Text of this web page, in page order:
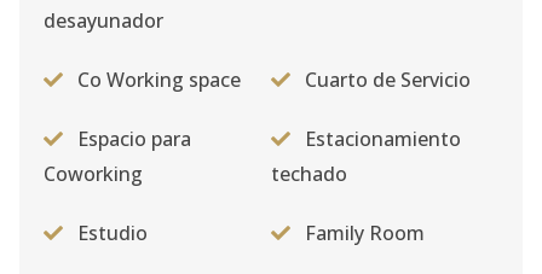
desayunador
Co Working space Cuarto de Servicio
Espacio para
Coworking
Estacionamiento
techado
Estudio Family Room